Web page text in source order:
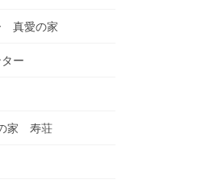
真愛の家
ー
家 寿荘